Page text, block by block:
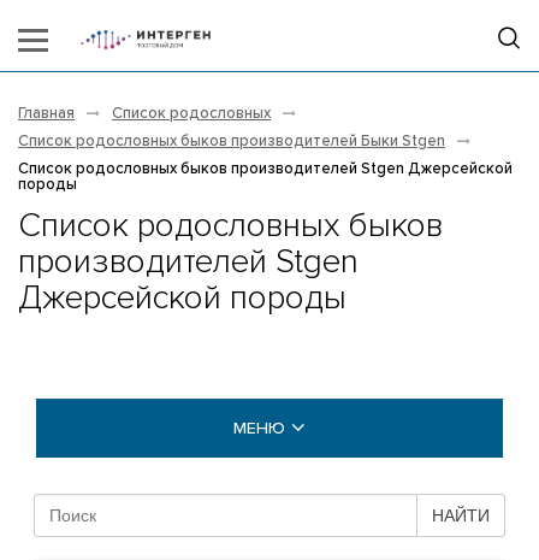
Главная
Список родословных
Список родословных быков производителей Быки Stgen
Список родословных быков производителей Stgen Джерсейской
породы
Список родословных быков
производителей Stgen
Джерсейской породы
МЕНЮ
НАЙТИ